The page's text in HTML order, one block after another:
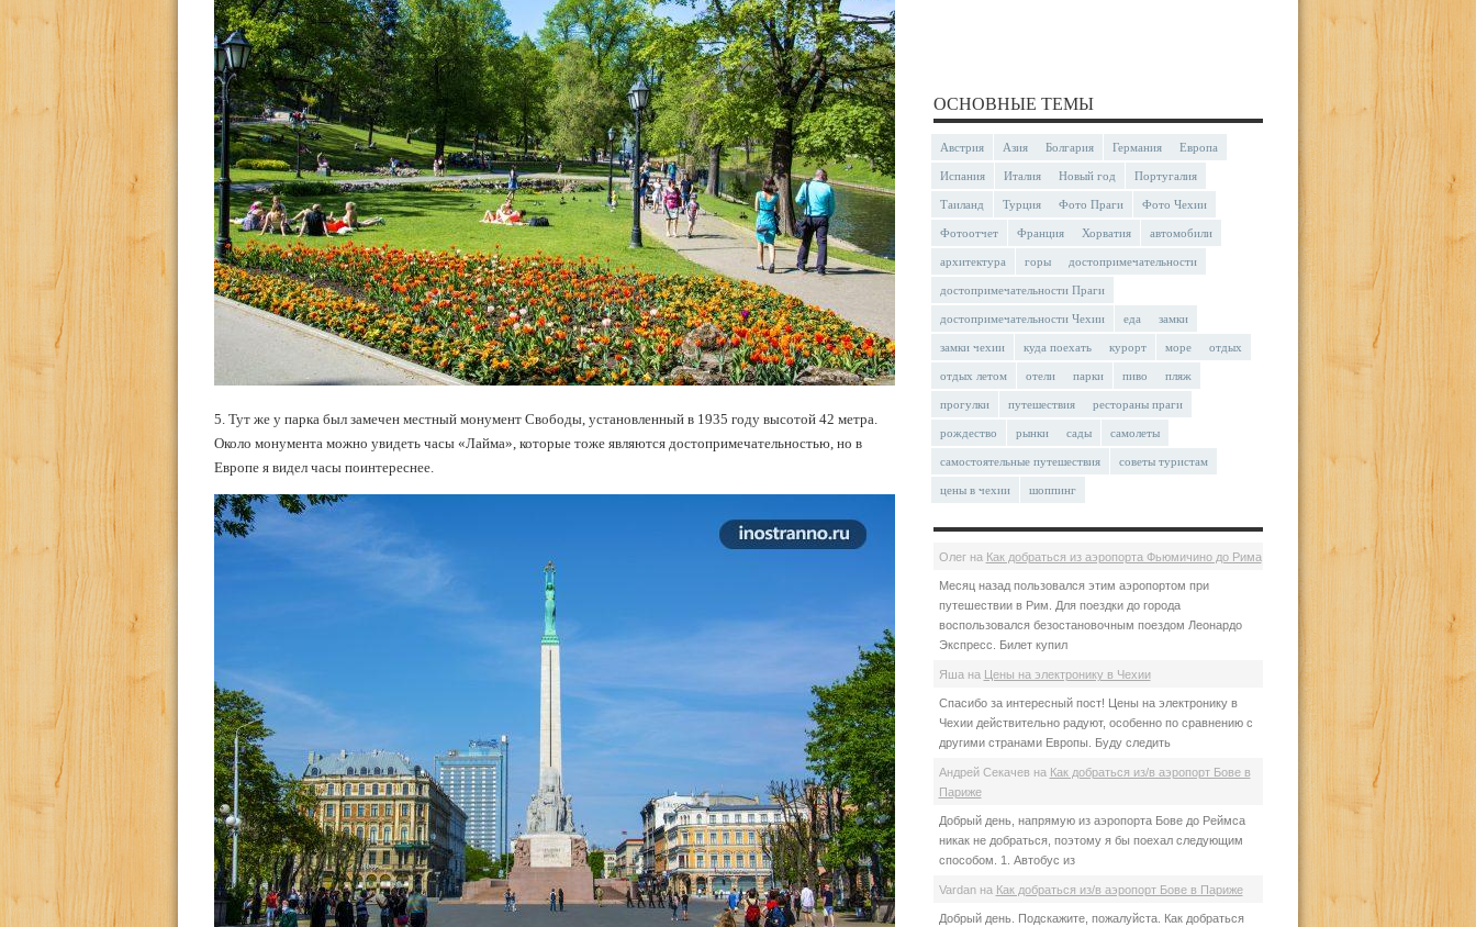
5. Тут же у парка был замечен местный монумент Свободы, установленный в 1935 году высотой 42 метра.
Около монумента можно увидеть часы «Лайма», которые тоже являются достопримечательностью, но в
Европе я видел часы поинтереснее.
ОСНОВНЫЕ ТЕМЫ
Австрия Азия Болгария Германия Европа
Испания Италия Новый год Португалия
Таиланд Турция Фото Праги Фото Чехии
Фотоотчет Франция Хорватия автомобили
архитектура горы достопримечательности
достопримечательности Праги
достопримечательности Чехии еда замки
замки чехии куда поехать курорт море отдых
отдых летом отели парки пиво пляж
прогулки путешествия рестораны праги
рождество рынки сады самолеты
самостоятельные путешествия советы туристам
цены в чехии шоппинг
Олегна Как добраться из аэропорта Фьюмичино до Рима
Месяц назад пользовался этим аэропортом при
путешествии в Рим. Для поездки до города
воспользовался безостановочным поездом Леонардо
Экспресс. Билет купил
Яша на Цены на электронику в Чехии
Спасибо за интересный пост! Цены на электронику в
Чехии действительно радуют, особенно по сравнению с
другими странами Европы. Буду следить
Андрей Секачев на Как добраться из/в аэропорт Бове в
Париже
Добрый день, напрямую из аэропорта Бове до Реймса
никак не добраться, поэтому я бы поехал следующим
способом. 1. Автобус из
Vardanна Как добраться из/в аэропорт Бове в Париже
Добрый день. Подскажите, пожалуйста. Как добраться